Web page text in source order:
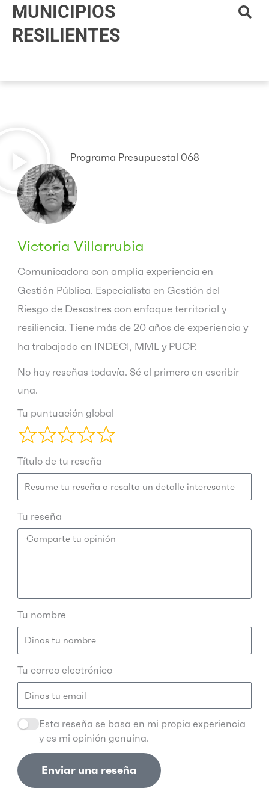
contenido
MUNICIPIOS
RESILIENTES
Programa Presupuestal 068
Victoria Villarrubia
Comunicadora con amplia experiencia en
Gestión Pública. Especialista en Gestión del
Riesgo de Desastres con enfoque territorial y
resiliencia. Tiene más de 20 años de experiencia y
ha trabajado en INDECI, MML y PUCP.
No hay reseñas todavía. Sé el primero en escribir
una.
Tu puntuación global
Título de tu reseña
Tu reseña
Tu nombre
Tu correo electrónico
Esta reseña se basa en mi propia experiencia
y es mi opinión genuina.
Enviar una reseña